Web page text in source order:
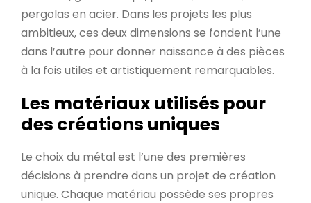
pergolas en acier. Dans les projets les plus
ambitieux, ces deux dimensions se fondent l’une
dans l’autre pour donner naissance à des pièces
à la fois utiles et artistiquement remarquables.
Les matériaux utilisés pour
des créations uniques
Le choix du métal est l’une des premières
décisions à prendre dans un projet de création
unique. Chaque matériau possède ses propres